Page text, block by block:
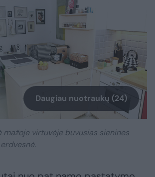
Daugiau nuotraukų (24)
mažoje virtuvėje buvusias sienines